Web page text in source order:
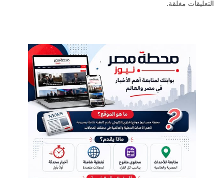
التعليقات مغلقة.